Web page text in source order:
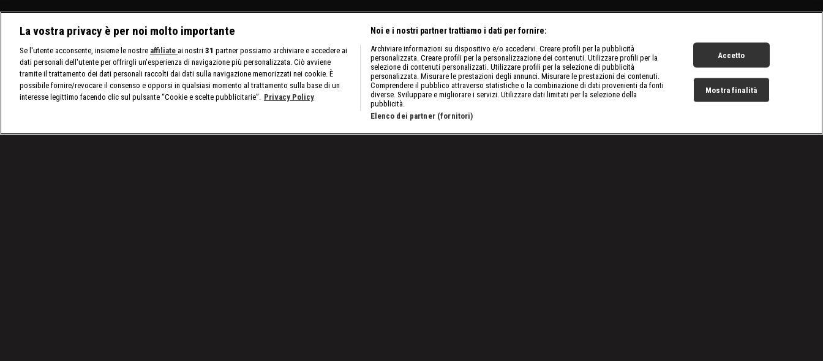
La vostra privacy è per noi molto importante
Se l'utente acconsente, insieme le nostre affiliate ai nostri 31 partner possiamo archiviare e accedere ai
dati personali dell'utente per offrirgli un'esperienza di navigazione più personalizzata. Ciò avviene
tramite il trattamento dei dati personali raccolti dai dati sulla navigazione memorizzati nei cookie. È
possibile fornire/revocare il consenso e opporsi in qualsiasi momento al trattamento sulla base di un
interesse legittimo facendo clic sul pulsante “Cookie e scelte pubblicitarie”. Privacy Policy
Noi e i nostri partner trattiamo i dati per fornire:
Archiviare informazioni su dispositivo e/o accedervi. Creare profili per la pubblicità
personalizzata. Creare profili per la personalizzazione dei contenuti. Utilizzare profili per la
selezione di contenuti personalizzati. Utilizzare profili per la selezione di pubblicità
personalizzata. Misurare le prestazioni degli annunci. Misurare le prestazioni dei contenuti.
Comprendere il pubblico attraverso statistiche o la combinazione di dati provenienti da fonti
diverse. Sviluppare e migliorare i servizi. Utilizzare dati limitati per la selezione della
pubblicità.
Elenco dei partner (fornitori)
Accetto
Mostra finalità